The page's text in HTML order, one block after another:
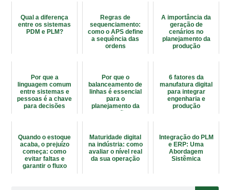
Qual a diferença
entre os sistemas
PDM e PLM?
Regras de
sequenciamento:
como o APS define
a sequência das
ordens
A importância da
geração de
cenários no
planejamento da
produção
Por que a
linguagem comum
entre sistemas e
pessoas é a chave
para decisões
Por que o
balanceamento de
linhas é essencial
para o
planejamento da
produção?
6 fatores da
manufatura digital
para integrar
engenharia e
produção
Quando o estoque
acaba, o prejuízo
começa: como
evitar faltas e
garantir o fluxo
Maturidade digital
na indústria: como
avaliar o nível real
da sua operação
Integração do PLM
e ERP: Uma
Abordagem
Sistêmica